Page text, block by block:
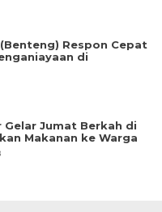
Respon Cepat
di
Gelar Jumat Berkah di
Makanan ke Warga